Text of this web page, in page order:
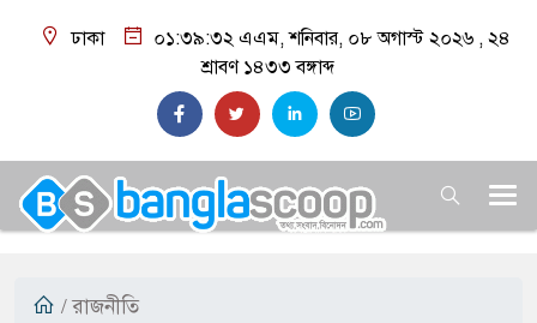
ঢাকা ০১:৩৯:৩৩ এএম, শনিবার, ০৮ অগাস্ট ২০২৬ ,২৪
শ্রাবণ ১৪৩৩ বঙ্গাব্দ
/ রাজনীতি